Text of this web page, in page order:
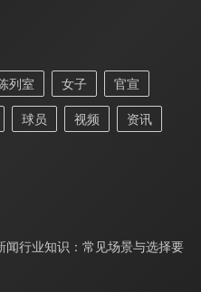
列室 女子
官宣
球员 视频 资讯
行业知识：常见场景与选择要